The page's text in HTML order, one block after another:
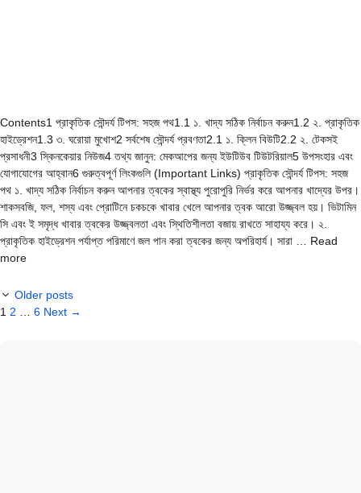
Contents1 প্রাকৃতিক সৌন্দর্য টিপস: সহজ পথ1.1 ১. খাদ্য সঠিক নির্বাচন করুন1.2 ২. প্রাকৃতিক
হাইড্রেশন1.3 ৩. ঘরোয়া মুখোশ2 সর্বশেষ সৌন্দর্য প্রবণতা2.1 ১. ক্লিন বিউটি2.2 ২. টেকসই
প্রসাধনী3 স্কিনকেয়ার নিউজ4 তথ্য জানুন: মেকআপের জন্য ইউটিউব টিউটরিয়াল5 উপসংহার এবং
যোগাযোগের আহ্বান6 গুরুত্বপূর্ণ লিংকগুলি (Important Links) প্রাকৃতিক সৌন্দর্য টিপস: সহজ
পথ ১. খাদ্য সঠিক নির্বাচন করুন আপনার ত্বকের স্বাস্থ্য পুরোপুরি নির্ভর করে আপনার খাদ্যের উপর।
শাকসবজি, ফল, শস্য এবং প্রোটিনে চকচকে খাবার খেলে আপনার ত্বক আরো উজ্জ্বল হয়। ভিটামিন
সি এবং ই সমৃদ্ধ খাবার ত্বকের উজ্জ্বলতা এবং স্থিতিশীলতা বজায় রাখতে সাহায্য করে। ২.
প্রাকৃতিক হাইড্রেশন পর্যাপ্ত পরিমাণে জল পান করা ত্বকের জন্য অপরিহার্য। সারা … Read
more
Older posts
Page
1 Page
2 … Page
6 Next →